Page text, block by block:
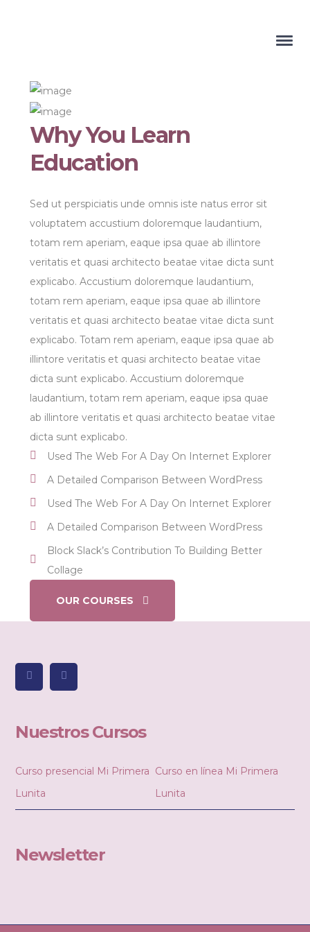
Why You Learn
Education
Sed ut perspiciatis unde omnis iste natus error sit
voluptatem accustium doloremque laudantium,
totam rem aperiam, eaque ipsa quae ab illintore
veritatis et quasi architecto beatae vitae dicta sunt
explicabo. Accustium doloremque laudantium,
totam rem aperiam, eaque ipsa quae ab illintore
veritatis et quasi architecto beatae vitae dicta sunt
explicabo. Totam rem aperiam, eaque ipsa quae ab
illintore veritatis et quasi architecto beatae vitae
dicta sunt explicabo. Accustium doloremque
laudantium, totam rem aperiam, eaque ipsa quae
ab illintore veritatis et quasi architecto beatae vitae
dicta sunt explicabo.
Used The Web For A Day On Internet Explorer
A Detailed Comparison Between WordPress
Used The Web For A Day On Internet Explorer
A Detailed Comparison Between WordPress
Block Slack’s Contribution To Building Better
Collage
OUR COURSES
Nuestros Cursos
Curso presencial Mi Primera
Lunita
Curso en línea Mi Primera
Lunita
Newsletter